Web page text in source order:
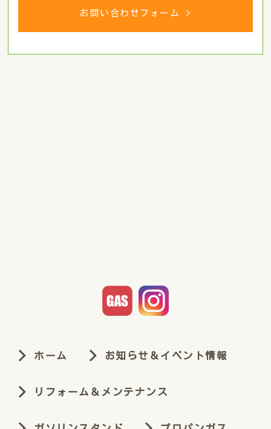
お問い合わせフォーム >
ホーム お知らせ＆イベント情報
リフォーム＆メンテナンス